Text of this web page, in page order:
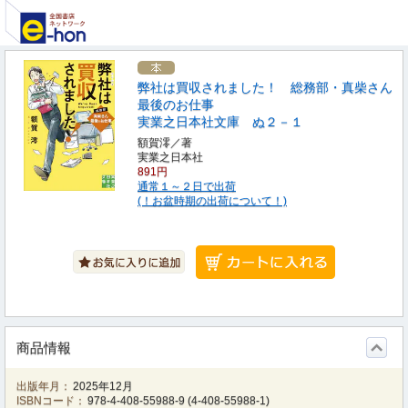
弊社は買収されました！ 総務部・真柴さん
最後のお仕事
実業之日本社文庫 ぬ２－１
額賀澪／著
実業之日本社
891円
通常１～２日で出荷
(！お盆時期の出荷について！)
商品情報
出版年月： 2025年12月
ISBNコード： 978-4-408-55988-9 (4-408-55988-1)